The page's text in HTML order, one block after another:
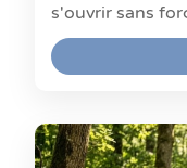
s'ouvrir sans